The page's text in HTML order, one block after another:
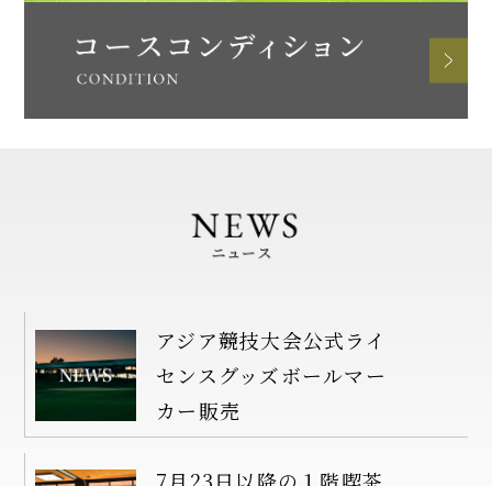
アジア競技大会公式ライ
センスグッズボールマー
カー販売
7月23日以降の１階喫茶